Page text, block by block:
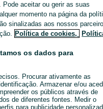
Cliques:
aceitar ou gerir as suas
momento na página da
sinalizadas aos nossos
Política de cookies,
os dados para
Procurar ativamente as
Armazenar e/ou
os públicos através de
de diferentes fontes. Medir o
para publicidade